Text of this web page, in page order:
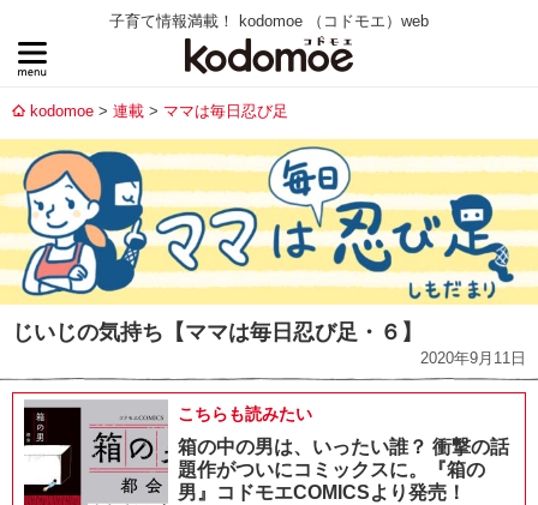
子育て情報満載！ kodomoe （コドモエ）web
kodomoe 連載 ママは毎日忍び足
じいじの気持ち【ママは毎日忍び足・６】
2020年9月11日
こちらも読みたい
箱の中の男は、いったい誰？ 衝撃の話
題作がついにコミックスに。『箱の
男』コドモエCOMICSより発売！